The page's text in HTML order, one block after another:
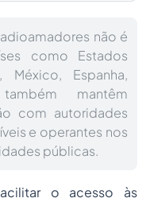
não é
como Estados
Espanha,
mantêm
com autoridades
e operantes nos
públicas.
o acesso às